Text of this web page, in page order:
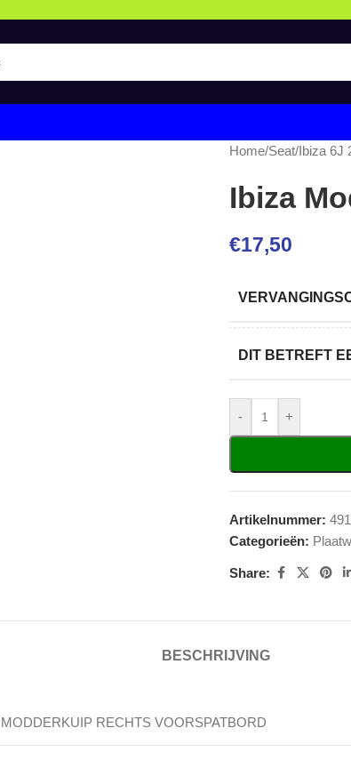
Home/Seat/Ibiza 6J
Ibiza
€17,50
DIT BETREFT
- +
Artikelnummer:
Categorieën:
Share:
BESCHRIJVING
MODDERKUIP RECHTS VOORSPATBORD